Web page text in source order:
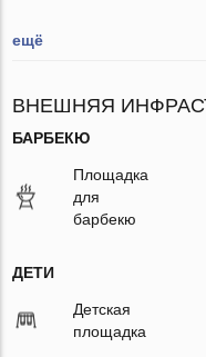
ещё
ВНЕШНЯЯ
БАРБЕКЮ
Площадка
для
барбекю
ДЕТИ
Детская
площадка